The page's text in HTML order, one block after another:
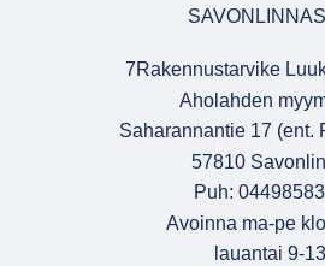
7Rakennustarvike
Aholahden
Saharannantie 17 (ent.
57810
Puh:
Avoinna ma-pe
lauantai 9-13